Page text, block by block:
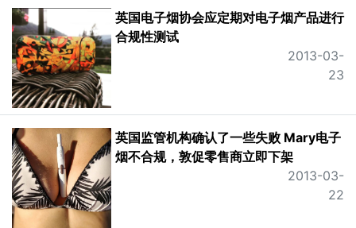
英国电子烟协会应定期对电子烟产品进行
合规性测试
2013-03-
23
英国监管机构确认了一些失败 Mary电子
烟不合规，敦促零售商立即下架
2013-03-
22